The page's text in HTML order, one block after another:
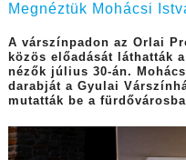
Megnéztük Mohácsi
A várszínpadon az Orlai
közös előadását láthatták
nézők július 30-án.
darabját a Gyulai
mutatták be a